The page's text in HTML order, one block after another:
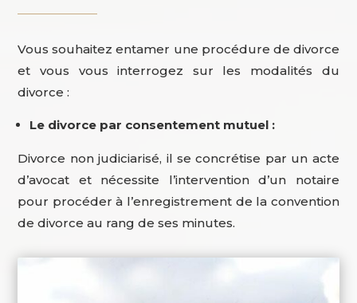
Vous souhaitez entamer une procédure de divorce
et vous vous interrogez sur les modalités du
divorce :
Le divorce par consentement mutuel :
Divorce non judiciarisé, il se concrétise par un acte
d’avocat et nécessite l’intervention d’un notaire
pour procéder à l’enregistrement de la convention
de divorce au rang de ses minutes.